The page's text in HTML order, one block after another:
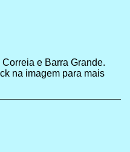
e Barra Grande.
na imagem para mais